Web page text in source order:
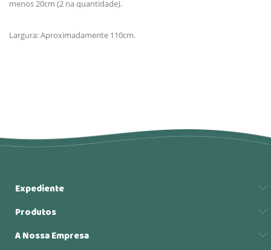
menos 20cm (2 na quantidade).
Largura: Aproximadamente 110cm.
Expediente
Produtos
A Nossa Empresa